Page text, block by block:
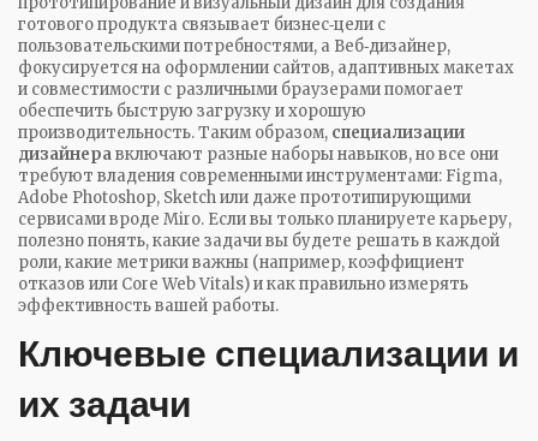
готового продукта связывает бизнес‑цели с
пользовательскими потребностями, а Веб‑дизайнер,
фокусируется на оформлении сайтов, адаптивных макетах
и совместимости с различными браузерамипомогает
обеспечить быструю загрузку и хорошую
производительность. Таким образом, специализации
дизайнеравключают разные наборы навыков, но все они
требуют владения современными инструментами: Figma,
Adobe Photoshop, Sketch или даже прототипирующими
сервисами вроде Miro. Если вы только планируете карьеру,
полезно понять, какие задачи вы будете решать в каждой
роли, какие метрики важны (например, коэффициент
отказов или Core Web Vitals) и как правильно измерять
эффективность вашей работы.
Ключевые специализации и
их задачи